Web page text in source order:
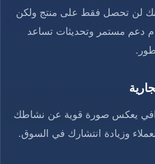
أنك لن تحصل فقط على منتج ولكن
دعم مستمر وتحديثات تساعد
يعكس صورة قوية عن نشاطك
وزيادة انتشارك في السوق.